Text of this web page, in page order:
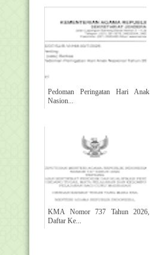
Pedoman Peringatan Hari Anak
Nasion...
KMA Nomor 737 Tahun 2026,
Daftar Ke...